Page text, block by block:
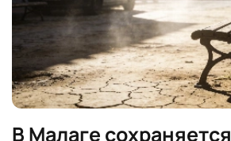
В Малаге сохраняется